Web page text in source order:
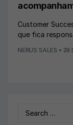
Search
Customer
que fica
NERUS SALES • 28